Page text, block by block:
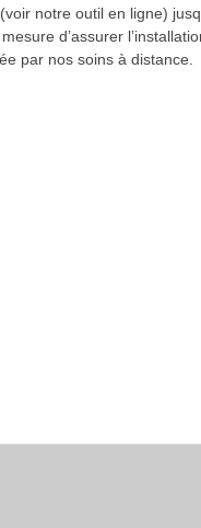
notre outil en ligne)
d’assurer
par nos soins à distance.